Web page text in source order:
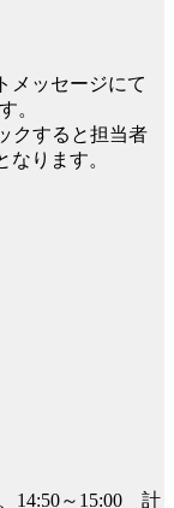
メッセージにて
。
クすると担当者
ります。
、14:50～15:00 計